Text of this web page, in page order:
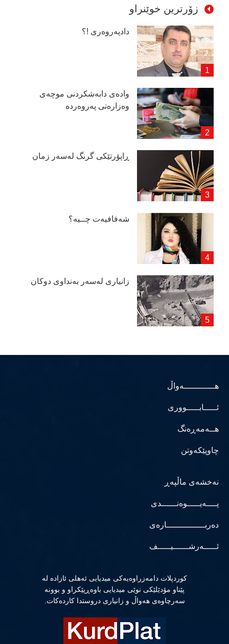
زۆرترین خوێنراو
دادپەروەری !؟
وادەی دابەشكردنی موچەی
وەزارەتی پەروەردە
ڕاپۆرتێكی گرنگ لەسەر زمان
شەفافیەت چــیە؟
زانیاری لەسەر بەنداوی دوكان
هــــــــــــەواڵ
ئـــــابـــــووری
هــەمەڕەنگ
چاوپێکەوتن
نەخشەی ماڵپەڕ
پــــەیـــــوەنــــــدی
دەربـــــــــــــــارەی
ئـــــەرشــــــیـــــف
كوردپلات دامەزراوەیەكی میدیایی ئەهلی ئازادە لە
پێناو مۆدێلێكی نوێی میدیایی باوەڕپێكراو و بوونە
سەرچاوەی هەواڵ و زانیاری دروستدا كاردەكات.